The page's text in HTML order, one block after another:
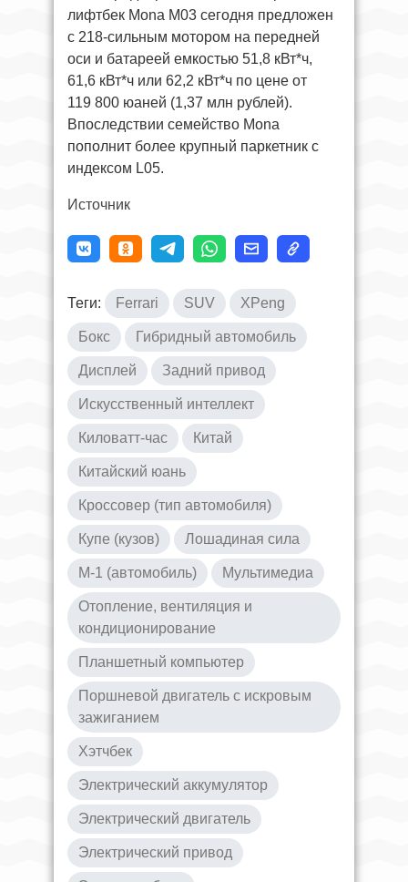
лифтбек Mona M03 сегодня предложен
с 218-сильным мотором на передней
оси и батареей емкостью 51,8 кВт*ч,
61,6 кВт*ч или 62,2 кВт*ч по цене от
119 800 юаней (1,37 млн рублей).
Впоследствии семейство Mona
пополнит более крупный паркетник с
индексом L05.
Источник
Теги: Ferrari SUV XPeng
Бокс Гибридный автомобиль
Дисплей Задний привод
Искусственный интеллект
Киловатт-час Китай
Китайский юань
Кроссовер (тип автомобиля)
Купе (кузов) Лошадиная сила
М-1 (автомобиль) Мультимедиа
Отопление, вентиляция и
кондиционирование
Планшетный компьютер
Поршневой двигатель с искровым
зажиганием
Хэтчбек
Электрический аккумулятор
Электрический двигатель
Электрический привод